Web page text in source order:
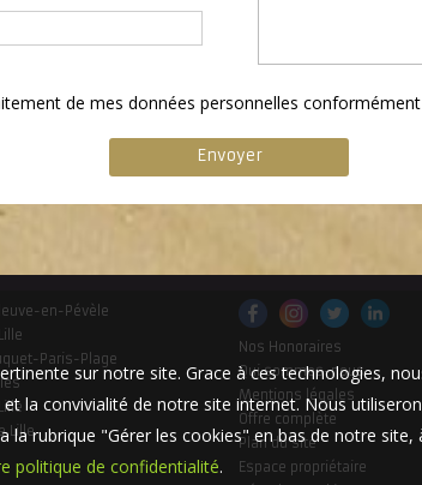
de mes données personnelles conformément
en-Pévèle
Paris-Plage
Lille
Nos Honoraires
Qui sommes-nous
Mentions légales
Offre complète
Plan du site
Espace propriétaire
sur notre site. Grace à ces technologies,
la convivialité de notre site internet. Nous
rubrique "Gérer les cookies" en bas de notre
politique de confidentialité.